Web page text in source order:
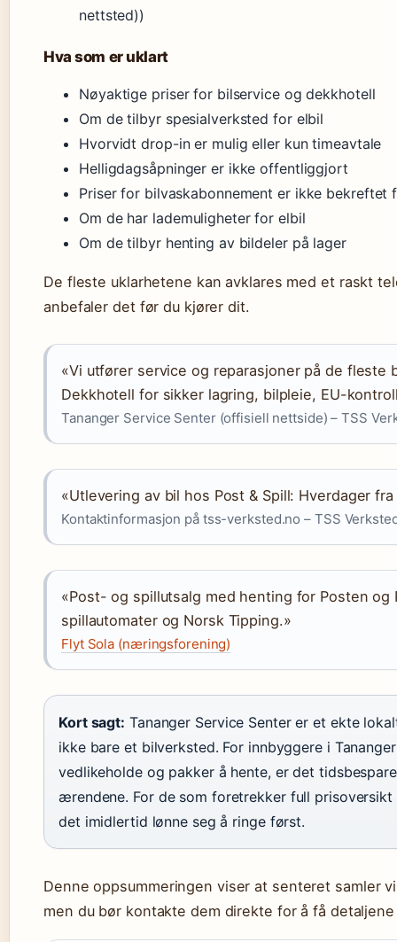
nettsted))
Hva som er uklart
Nøyaktige priser for bilservice og dekkhotell
Om de tilbyr spesialverksted for elbil
Hvorvidt drop-in er mulig eller kun timeavtale
Helligdagsåpninger er ikke offentliggjort
Priser for bilvaskabonnement er ikke bekreftet
Om de har lademuligheter for elbil
Om de tilbyr henting av bildeler på lager
De fleste uklarhetene kan avklares med et raskt
anbefaler det før du kjører dit.
«Vi utfører service og reparasjoner på de fleste
Dekkhotell for sikker lagring, bilpleie, EU-
Tananger Service Senter (offisiell nettside) – TSS
«Utlevering av bil hos Post & Spill: Hverdager fra
Kontaktinformasjon på tss-verksted.no – TSS
«Post- og spillutsalg med henting for Posten og
spillautomater og Norsk Tipping.»
Flyt Sola (næringsforening)
Kort sagt: Tananger Service Senter er et ekte
ikke bare et bilverksted. For innbyggere i
vedlikeholde og pakker å hente, er det
ærendene. For de som foretrekker full
det imidlertid lønne seg å ringe først.
Denne oppsummeringen viser at senteret samler
men du bør kontakte dem direkte for å få